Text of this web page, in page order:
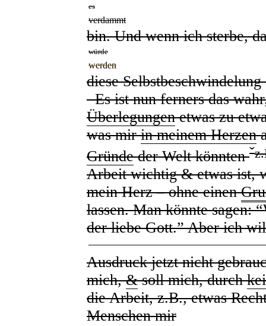
es
verdammt
bin. Und wenn ich sterbe,
würde
werden
diese
Es ist nun ferners das
Überlegungenetwas zu
was mirin meinem Herzen
Gründeder Welt könntenˇ
Arbeit wichtig & etwas ist,
mein Herz – ohne einen
lassen. Man könnte sagen:
der liebe Gott.” Aber ich
Ausdruck jetzt nicht
mich,&soll mich, durch
die Arbeit, z.B., etwas
Menschen mir